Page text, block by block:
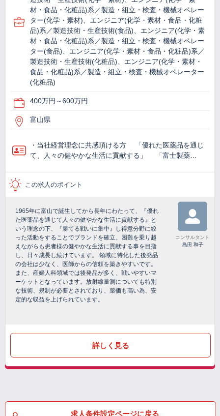
材・食品・化粧品)系／製造・組立・検査・機械オペレー
ター(化学・素材)、エンジニア(化学・素材・食品・化粧
品)系／製造技術・生産技術(食品)、エンジニア(化学・素
材・食品・化粧品)系／製造・組立・検査・機械オペレー
ター(食品)、エンジニア(化学・素材・食品・化粧品)系／
製造技術・生産技術(化粧品)、エンジニア(化学・素材・
食品・化粧品)系／製造・組立・検査・機械オペレーター
(化粧品)
400万円～600万円
富山県
・当社経営理念に共感頂ける方 「優れた医薬品を通じ
て、人々の健やかな生活に貢献する」 「富士製薬…
この求人のポイント
1965年に富山で誕生してから長年にわたって、『優れ
た医薬品を通じて人々の健やかな生活に貢献する』と
いう理念の下、『勝てる戦いに集中』し得意分野に絞
った活動をすることでブランドを確立。困難を乗り越
えながらも患者様の健やかな生活に貢献する事を目指
し、日々成長し続けています。 領域に特化した後発品
の会社は少なく、医師からの信頼を築きやすいです。
また、産婦人科領域では後発品が多く、戦いやすいマ
ーケットとなっています。放射線量測についても特別
な技術、規制が必要とされており、薬価も高い為、安
定的な収益を上げられています。
コンサルタント
島田 和子
詳しく見る
求人条件設定ページに戻る